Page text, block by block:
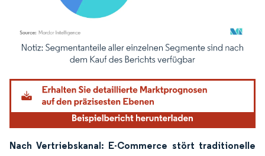
Bild © Mordor Intelligence. Wiederverwendung erfordert Namensnennung
Nach Vertriebskanal: E-Commerce stört traditionelle